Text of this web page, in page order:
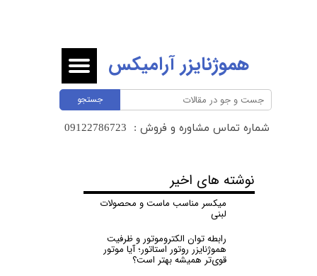
جستجو
هموژنایزر آرامیکس
شماره تماس مشاوره و فروش :
نوشته های اخیر
میکسر مناسب ماست و محصولات
لبنی
رابطه توان الکتروموتور و ظرفیت
هموژنایزر روتور استاتور؛ آیا موتور
قوی‌تر همیشه بهتر است؟